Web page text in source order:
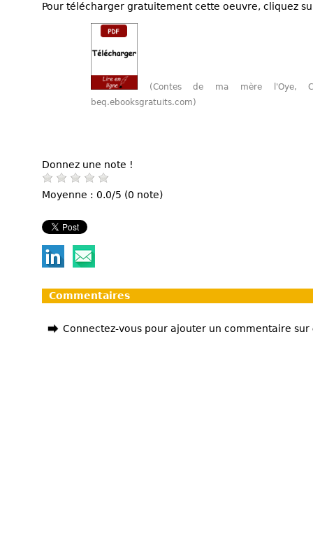
Pour télécharger gratuitement cette oeuvre, cliquez
(Contes de ma mère l'Oye,
beq.ebooksgratuits.com)
Donnez une note !
Moyenne : 0.0/5 (0 note)
Commentaires
Connectez-vous pour ajouter un commentaire sur